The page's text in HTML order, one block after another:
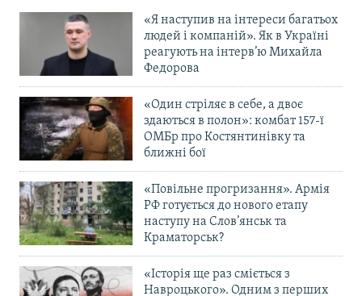
«Я наступив на інтереси багатьох
людей і компаній». Як в Україні
реагують на інтерв’ю Михайла
Федорова
«Один стріляє в себе, а двоє
здаються в полон»: комбат 157-ї
ОМБр про Костянтинівку та
ближні бої
«Повільне прогризання». Армія
РФ готується до нового етапу
наступу на Слов’янськ та
Краматорськ?
«Історія ще раз сміється з
Навроцького». Одним з перших